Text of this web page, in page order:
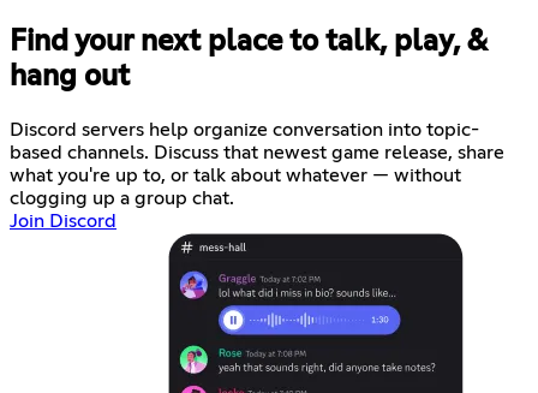
Find your next place to talk, play, &
hang out
Discord servers help organize conversation into topic-
based channels. Discuss that newest game release, share
what you're up to, or talk about whatever — without
clogging up a group chat.
Join Discord